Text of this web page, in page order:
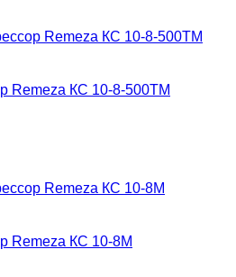
Remeza КС 10-8-500ТМ
Remeza КС 10-8М